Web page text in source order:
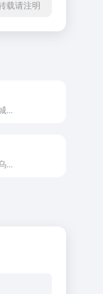
载请注明
...
...